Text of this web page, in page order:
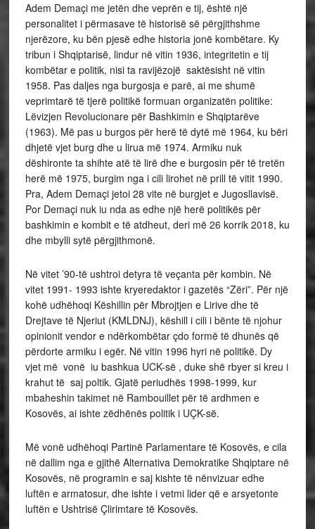
Adem Demaçi me jetën dhe veprën e tij, është një
personalitet i përmasave të historisë së përgjithshme
njerëzore, ku bën pjesë edhe historia jonë kombëtare. Ky
tribun i Shqiptarisë, lindur në vitin 1936, integritetin e tij
kombëtar e politik, nisi ta ravijëzojë saktësisht në vitin
1958. Pas daljes nga burgosja e parë, ai me shumë
veprimtarë të tjerë politikë formuan organizatën politike:
Lëvizjen Revolucionare për Bashkimin e Shqiptarëve
(1963). Më pas u burgos për herë të dytë më 1964, ku bëri
dhjetë vjet burg dhe u lirua më 1974. Armiku nuk
dëshironte ta shihte atë të lirë dhe e burgosin për të tretën
herë më 1975, burgim nga i cili lirohet në prill të vitit 1990.
Pra, Adem Demaçi jetoi 28 vite në burgjet e Jugosllavisë.
Por Demaçi nuk iu nda as edhe një herë politikës për
bashkimin e kombit e të atdheut, deri më 26 korrik 2018, ku
dhe mbylli sytë përgjithmonë.
Në vitet ’90-të ushtroi detyra të veçanta për kombin. Në
vitet 1991- 1993 ishte kryeredaktor i gazetës “Zëri”. Për një
kohë udhëhoqi Këshillin për Mbrojtjen e Lirive dhe të
Drejtave të Njeriut (KMLDNJ), këshill i cili i bënte të njohur
opinionit vendor e ndërkombëtar çdo formë të dhunës që
përdorte armiku i egër. Në vitin 1996 hyri në politikë. Dy
vjet më vonë iu bashkua UCK-së , duke shë rbyer si kreu i
krahut të saj poltik. Gjatë periudhës 1998-1999, kur
mbaheshin takimet në Rambouillet për të ardhmen e
Kosovës, ai ishte zëdhënës politik i UÇK-së.
Më vonë udhëhoqi Partinë Parlamentare të Kosovës, e cila
në dallim nga e gjithë Alternativa Demokratike Shqiptare në
Kosovës, në programin e saj kishte të nënvizuar edhe
luftën e armatosur, dhe ishte i vetmi lider që e arsyetonte
luftën e Ushtrisë Çlirimtare të Kosovës.